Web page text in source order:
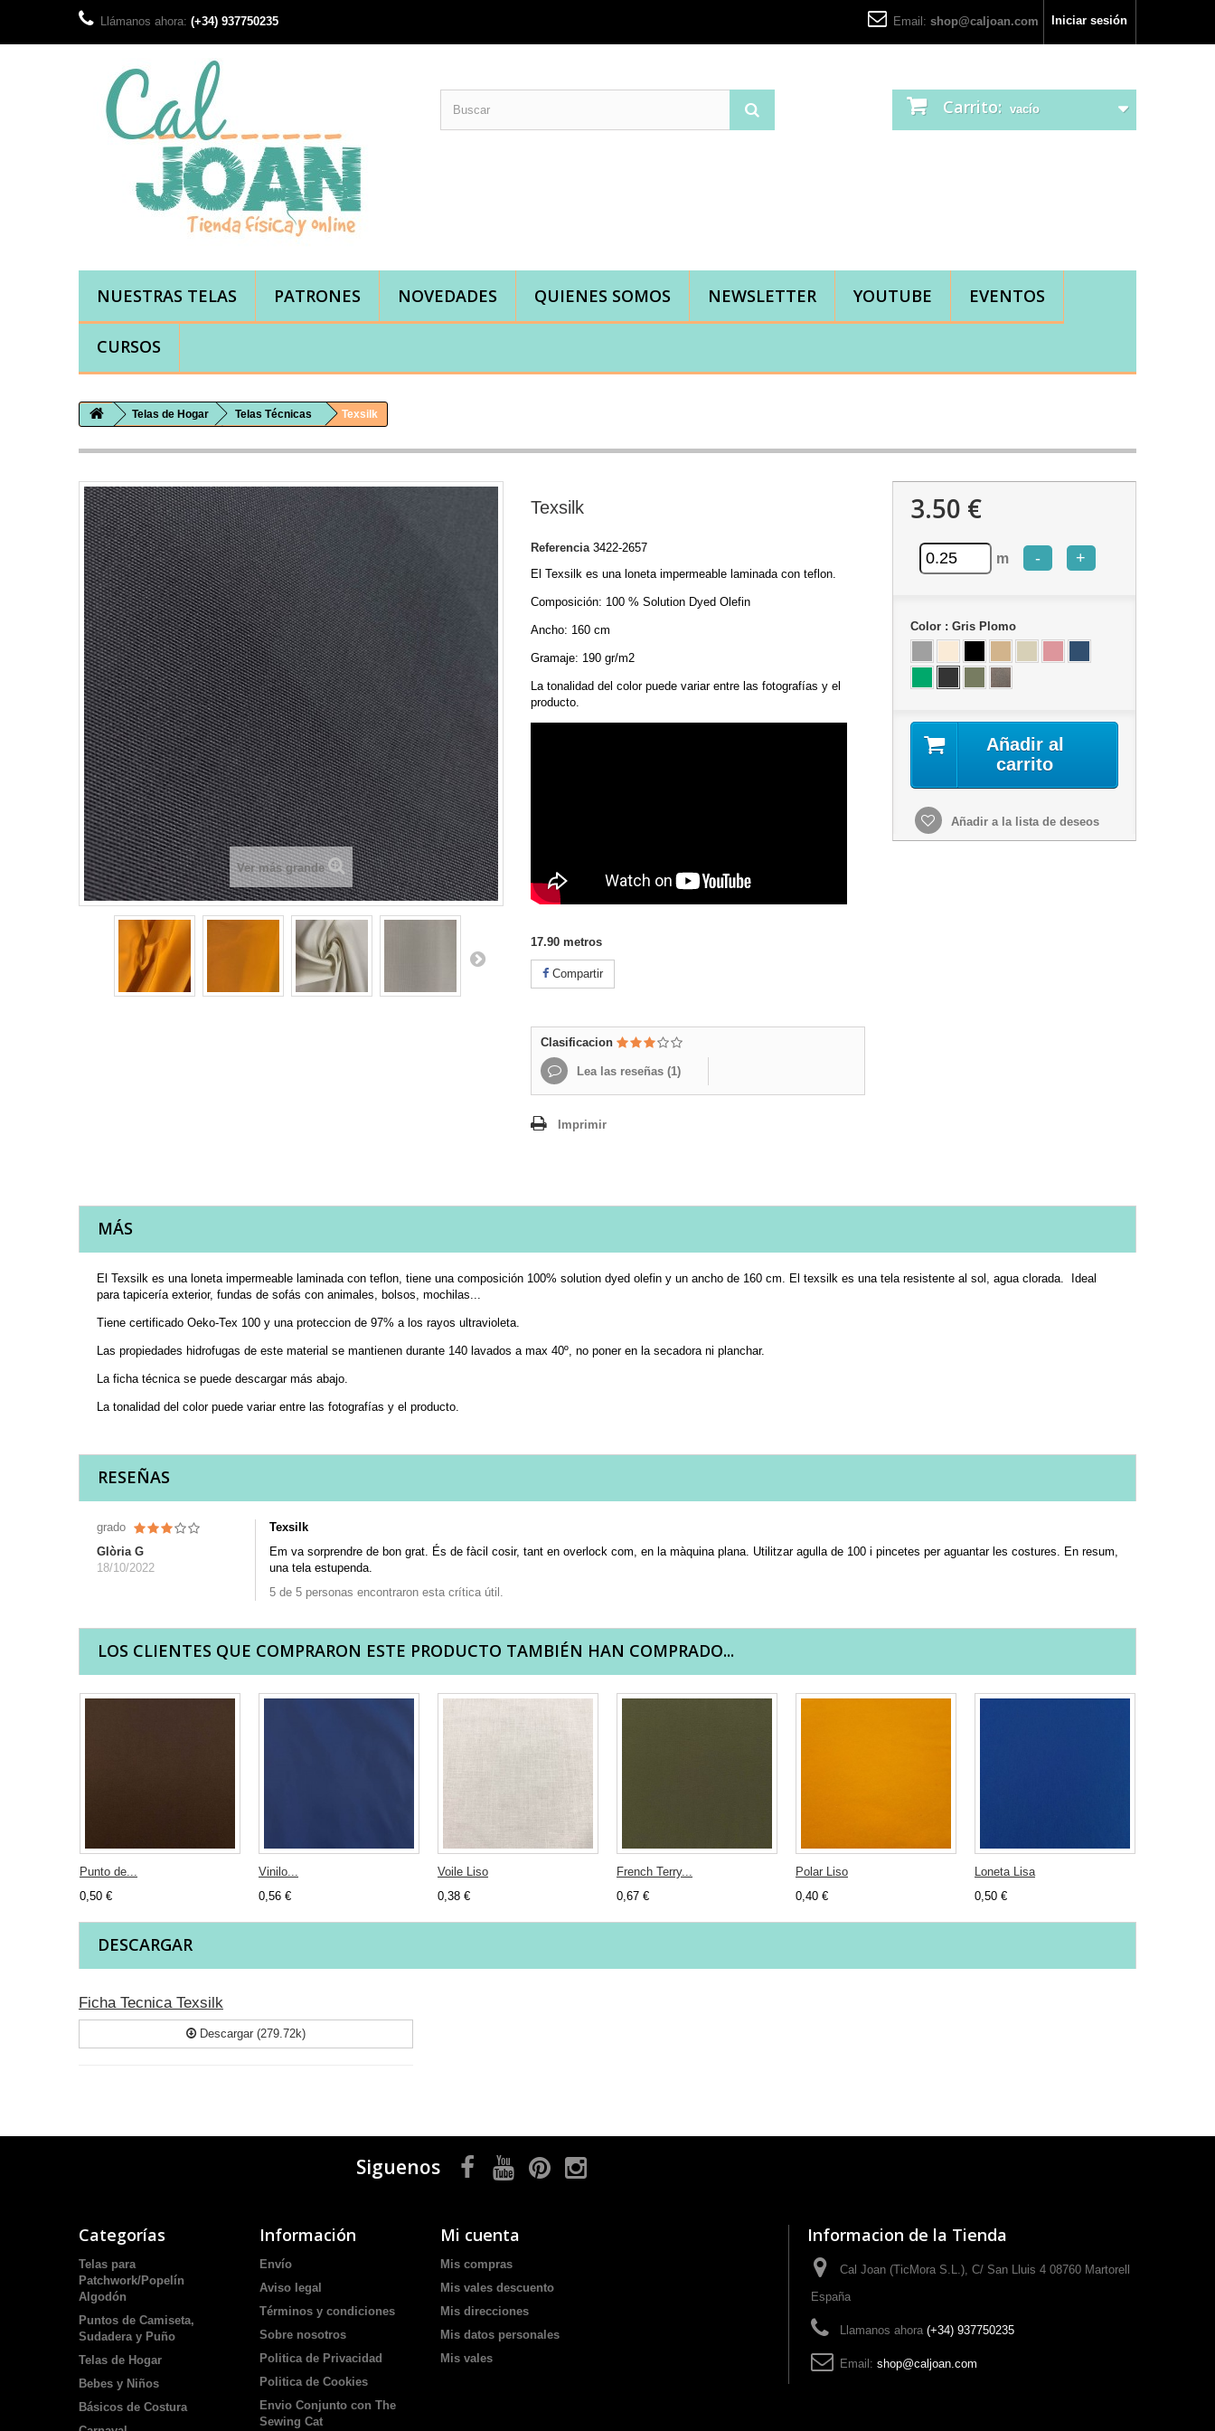
Iniciar sesión
Llámanos ahora: (+34) 937750235 Email: shop@caljoan.com
Carrito: vacío
NUESTRAS TELAS PATRONES NOVEDADES QUIENES SOMOS NEWSLETTER YOUTUBE EVENTOS
CURSOS
Telas de Hogar Telas Técnicas Texsilk
Ver más grande
Texsilk
Referencia 3422-2657
El Texsilk es una loneta impermeable laminada con teflon.
Composición: 100 % Solution Dyed Olefin
Ancho: 160 cm
Gramaje: 190 gr/m2
La tonalidad del color puede variar entre las fotografías y el
producto.
17.90 metros
Compartir
Clasificacion
Lea las reseñas (1)
Imprimir
3.50 €
m - +
Color : Gris Plomo
Añadir al
carrito
Añadir a la lista de deseos
MÁS
El Texsilk es una loneta impermeable laminada con teflon, tiene una composición 100% solution dyed olefin y un ancho de 160 cm. El texsilk es una tela resistente al sol, agua clorada. Ideal
para tapicería exterior, fundas de sofás con animales, bolsos, mochilas...
Tiene certificado Oeko-Tex 100 y una proteccion de 97% a los rayos ultravioleta.
Las propiedades hidrofugas de este material se mantienen durante 140 lavados a max 40º, no poner en la secadora ni planchar.
La ficha técnica se puede descargar más abajo.
La tonalidad del color puede variar entre las fotografías y el producto.
RESEÑAS
grado
Glòria G
18/10/2022
Texsilk
Em va sorprendre de bon grat. És de fàcil cosir, tant en overlock com, en la màquina plana. Utilitzar agulla de 100 i pincetes per aguantar les costures. En resum,
una tela estupenda.
5 de 5 personas encontraron esta crítica útil.
LOS CLIENTES QUE COMPRARON ESTE PRODUCTO TAMBIÉN HAN COMPRADO...
Punto de...
0,50 €
Vinilo...
0,56 €
Voile Liso
0,38 €
French Terry...
0,67 €
Polar Liso
0,40 €
Loneta Lisa
0,50 €
DESCARGAR
Ficha Tecnica Texsilk
Descargar (279.72k)
Siguenos
Categorías
Telas para
Patchwork/Popelín
Algodón
Puntos de Camiseta,
Sudadera y Puño
Telas de Hogar
Bebes y Niños
Básicos de Costura
Información
Envío
Aviso legal
Términos y condiciones
Sobre nosotros
Politica de Privacidad
Politica de Cookies
Envio Conjunto con The
Sewing Cat
Mi cuenta
Mis compras
Mis vales descuento
Mis direcciones
Mis datos personales
Mis vales
Informacion de la Tienda
Cal Joan (TicMora S.L.), C/ San Lluis 4 08760 Martorell
España
Llamanos ahora (+34) 937750235
Email: shop@caljoan.com